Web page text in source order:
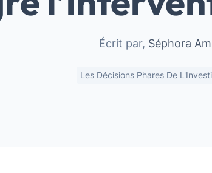
Écrit par, Séphora
Les Décisions Phares De